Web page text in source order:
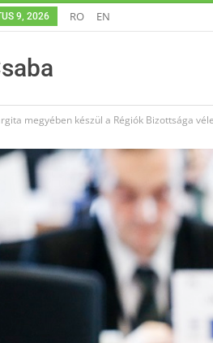
9, 2026 RO EN
megyében készül a Régiók Bizottsága